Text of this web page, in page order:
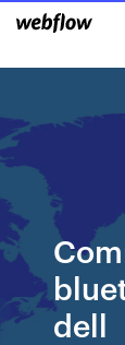
dell